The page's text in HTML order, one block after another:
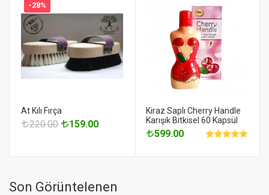
-28%
At Kılı Fırça
220.00 159.00
Kiraz Saplı Cherry Handle
Karışık Bitkisel 60 Kapsül
599.00
Son Görüntelenen